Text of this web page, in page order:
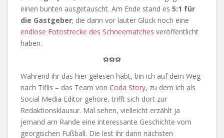
einen bunten ausgetauscht. Am Ende stand es 5:1 für
die Gastgeber; die dann vor lauter Glück noch eine
endlose Fotostrecke des Schneematches veröffentlicht
haben.
⚽⚽⚽
Während ihr das hier gelesen habt, bin ich auf dem Weg
nach Tiflis – das Team von Coda Story, zu dem ich als
Social Media Editor gehöre, trifft sich dort zur
Redaktionsklausur. Mal sehen, vielleicht erzählt ja
jemand am Rande eine interessante Geschichte vom
georgischen Fußball. Die lest ihr dann nächsten